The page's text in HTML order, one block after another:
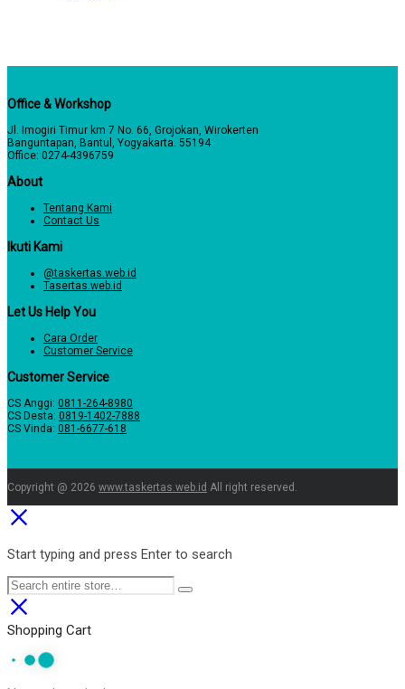
Office & Workshop
Jl. Imogiri Timur km 7 No. 66, Grojokan, Wirokerten
Banguntapan, Bantul, Yogyakarta. 55194
Office: 0274-4396759
About
Tentang Kami
Contact Us
Ikuti Kami
@taskertas.web.id
Tasertas.web.id
Let Us Help You
Cara Order
Customer Service
Customer Service
CS Anggi: 0811-264-8980
CS Desta: 0819-1402-7888
CS Vinda: 081-6677-618
Copyright @ 2026 www.taskertas.web.id All right reserved.
Start typing and press Enter to search
Shopping Cart